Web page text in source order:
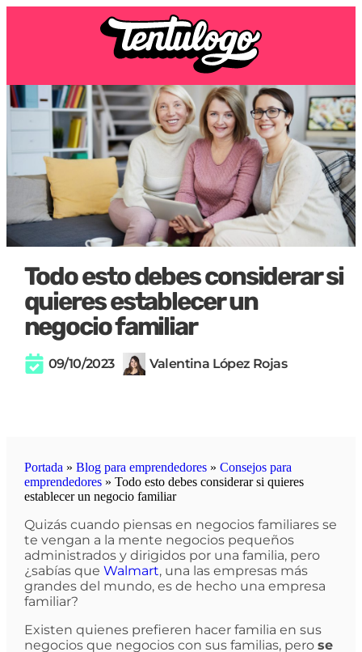
Todo esto debes considerar si
quieres establecer un
negocio familiar
09/10/2023 Valentina López Rojas
Portada » Blog para emprendedores» Consejos para
emprendedores» Todo esto debes considerar si quieres
establecer un negocio familiar
Quizás cuando piensas en negocios familiares se
te vengan a la mente negocios pequeños
administrados y dirigidos por una familia, pero
¿sabías que Walmart, una las empresas más
grandes del mundo, es de hecho una empresa
familiar?
Existen quienes prefieren hacer familia en sus
negocios que negocios con sus familias, pero se